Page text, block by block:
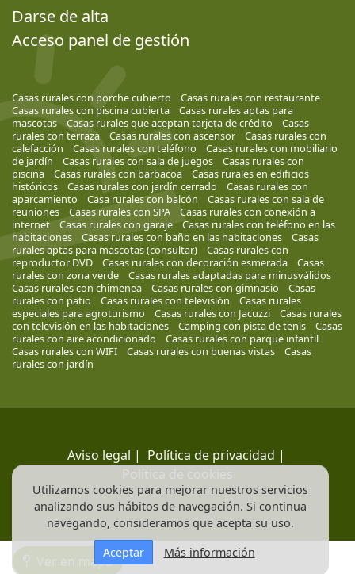
Ver en mapa
Darse de alta
Acceso panel de gestión
Casas rurales con porche cubierto
Casas rurales con restaurante
Casas rurales con piscina cubierta
Casas rurales aptas para
mascotas
Casas rurales que aceptan tarjeta de crédito
Casas
rurales con terraza
Casas rurales con ascensor
Casas rurales con
calefacción
Casas rurales con teléfono
Casas rurales con mobiliario
de jardín
Casas rurales con sala de juegos
Casas rurales con
piscina
Casas rurales con barbacoa
Casas rurales en edificios
históricos
Casas rurales con jardín cerrado
Casas rurales con
aparcamiento
Casa rurales con balcón
Casas rurales con sala de
reuniones
Casas rurales con SPA
Casas rurales con conexión a
internet
Casas rurales con garaje
Casas rurales con teléfono en las
habitaciones
Casas rurales con baño en las habitaciones
Casas
rurales aptas para mascotas (consultar)
Casas rurales con
reproductor DVD
Casas rurales con decoración esmerada
Casas
rurales con zona verde
Casas rurales adaptadas para minusválidos
Casas rurales con chimenea
Casas rurales con gimnasio
Casas
rurales con patio
Casas rurales con televisión
Casas rurales
especiales para agroturismo
Casas rurales con Jacuzzi
Casas rurales
con televisión en las habitaciones
Camping con pista de tenis
Casas
rurales con aire acondicionado
Casas rurales con parque infantil
Casas rurales con WIFI
Casas rurales con buenas vistas
Casas
rurales con jardín
Aviso legal | Política de privacidad |
Política de cookies
Utilizamos cookies para mejorar nuestros servicios
analizando sus hábitos de navegación. Si continua
navegando, consideramos que acepta su uso.
Aceptar
Más información